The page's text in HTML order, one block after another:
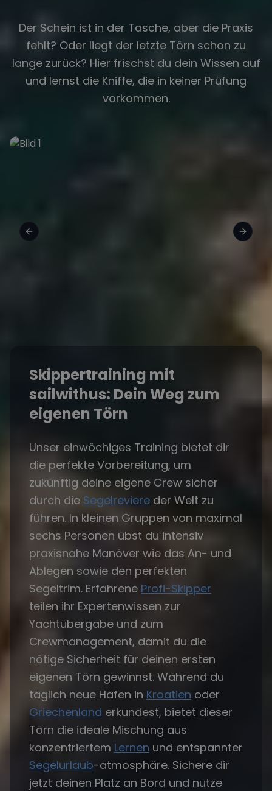
Der Schein ist in der Tasche, aber die Praxis
fehlt? Oder liegt der letzte Törn schon zu
lange zurück? Hier frischst du dein Wissen auf
und lernst die Kniffe, die in keiner Prüfung
vorkommen.
Skippertraining mit
sailwithus: Dein Weg zum
eigenen Törn
Unser einwöchiges Training bietet dir
die perfekte Vorbereitung, um
zukünftig deine eigene Crew sicher
durch die Segelreviere der Welt zu
führen. In kleinen Gruppen von maximal
sechs Personen übst du intensiv
praxisnahe Manöver wie das An- und
Ablegen sowie den perfekten
Segeltrim. Erfahrene Profi-Skipper
teilen ihr Expertenwissen zur
Yachtübergabe und zum
Crewmanagement, damit du die
nötige Sicherheit für deinen ersten
eigenen Törn gewinnst. Während du
täglich neue Häfen in Kroatien oder
Griechenland erkundest, bietet dieser
Törn die ideale Mischung aus
konzentriertem Lernen und entspannter
Segelurlaub-atmosphäre. Sichere dir
jetzt deinen Platz an Bord und nutze